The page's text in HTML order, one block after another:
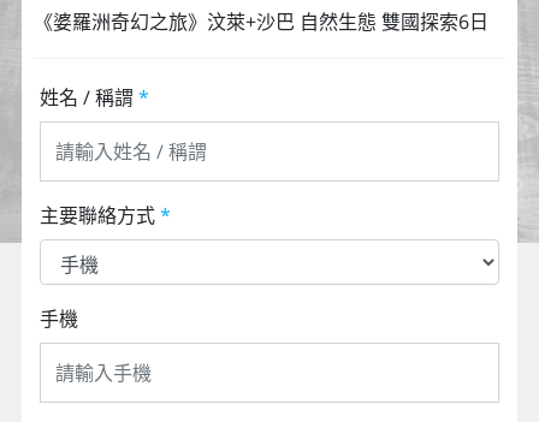
《婆羅洲奇幻之旅》汶萊+沙巴 自然生態 雙國探索6日
姓名 / 稱謂 *
主要聯絡方式*
手機